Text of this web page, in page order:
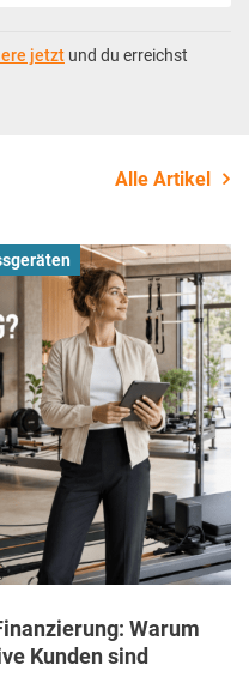
jetzt und du erreichst
Alle Artikel
Warum
Kunden sind